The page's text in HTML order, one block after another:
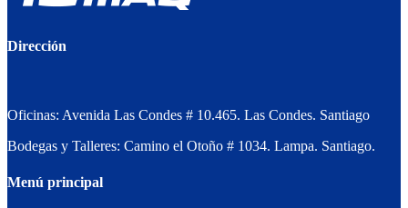
Dirección
Oficinas: Avenida Las Condes # 10.465. Las Condes. Santiago
Bodegas y Talleres: Camino el Otoño # 1034. Lampa. Santiago.
Menú principal